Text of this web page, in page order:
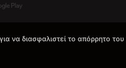
να διασφαλιστεί το απόρρητο